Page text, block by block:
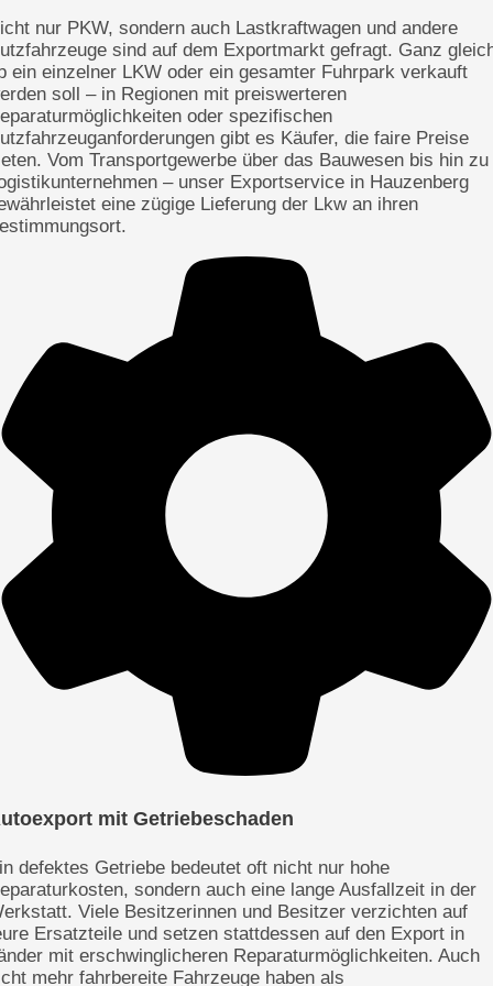
nur PKW, sondern auch Lastkraftwagen und andere
sind auf dem Exportmarkt gefragt. Ganz
ein einzelner LKW oder ein gesamter Fuhrpark verkauft
soll – in Regionen mit preiswerteren
oder spezifischen
gibt es Käufer, die faire Preise
Vom Transportgewerbe über das Bauwesen bis hin zu
– unser Exportservice in Hauzenberg
eine zügige Lieferung der Lkw an ihren
mit Getriebeschaden
defektes Getriebe bedeutet oft nicht nur hohe
sondern auch eine lange Ausfallzeit in der
Viele Besitzerinnen und Besitzer verzichten auf
Ersatzteile und setzen stattdessen auf den Export in
mit erschwinglicheren Reparaturmöglichkeiten. Auch
mehr fahrbereite Fahrzeuge haben als